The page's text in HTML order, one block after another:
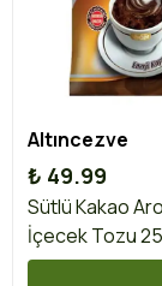
Altıncezve
₺ 49.99
Sütlü Kakao
İçecek Tozu